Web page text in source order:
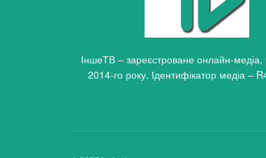
ІншеТВ – зареєстроване онлайн-медіа,
2014-го року. Ідентифікатор медіа –